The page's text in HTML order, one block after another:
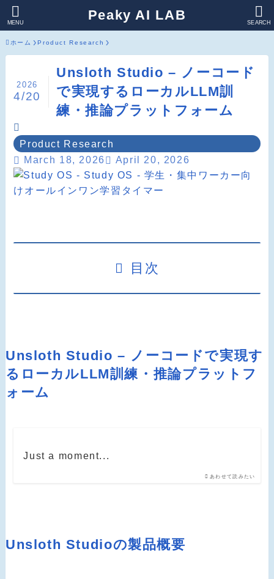
Peaky AI LAB SEARCH
MENU
ホーム Product Research
Unsloth Studio – ノーコード
で実現するローカルLLM訓
練・推論プラットフォーム
2026
4/20
Product Research
March 18, 2026
April 20, 2026
目次
Unsloth Studio – ノーコードで実現す
るローカルLLM訓練・推論プラットフ
ォーム
あわせて読みたい
Just a moment...
Unsloth Studioの製品概要